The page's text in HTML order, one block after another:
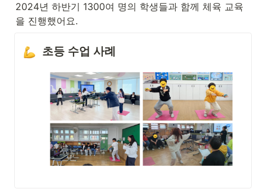
2024년 하반기 1300여 명의 학생들과 함께 체육 교육
을 진행했어요.
초등 수업 사례